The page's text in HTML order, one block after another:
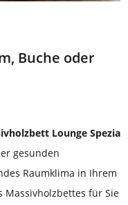
Buche oder
Lounge Spezia
gesunden
Raumklima in Ihrem
Massivholzbettes für Sie